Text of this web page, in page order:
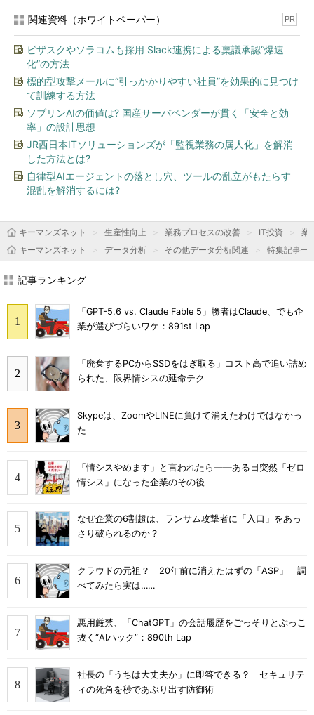
関連資料（ホワイトペーパー） PR
ビザスクやソラコムも採用 Slack連携による稟議承認“爆速
化”の方法
標的型攻撃メールに“引っかかりやすい社員”を効果的に見つけ
て訓練する方法
ソブリンAIの価値は? 国産サーバベンダーが貫く「安全と効
率」の設計思想
JR西日本ITソリューションズが「監視業務の属人化」を解消
した方法とは?
自律型AIエージェントの落とし穴、ツールの乱立がもたらす
混乱を解消するには?
キーマンズネット 生産性向上 業務プロセスの改善 IT投資
業
キーマンズネット
データ分析 その他データ分析関連 特集記事一
記事ランキング
「GPT-5.6 vs. Claude Fable 5」勝者はClaude、でも企
業が選びづらいワケ：891st Lap
「廃棄するPCからSSDをはぎ取る」コスト高で追い詰め
られた、限界情シスの延命テク
Skypeは、ZoomやLINEに負けて消えたわけではなかっ
た
「情シスやめます」と言われたら――ある日突然「ゼロ
情シス」になった企業のその後
なぜ企業の6割超は、ランサム攻撃者に「入口」をあっ
さり破られるのか？
クラウドの元祖？ 20年前に消えたはずの「ASP」 調
べてみたら実は……
悪用厳禁、「ChatGPT」の会話履歴をごっそりとぶっこ
抜く“AIハック”：890th Lap
社長の「うちは大丈夫か」に即答できる？ セキュリテ
ィの死角を秒であぶり出す防御術